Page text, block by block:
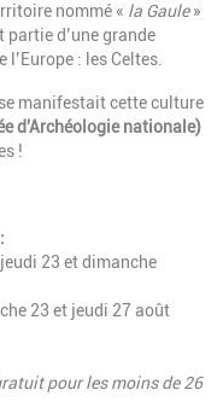
nommé « la Gaule»
partie d’une grande
: les Celtes.
manifestait cette culture
d'Archéologie nationale)
!
jeudi 23 etdimanche
23 et jeudi 27 août
pour les moins de 26